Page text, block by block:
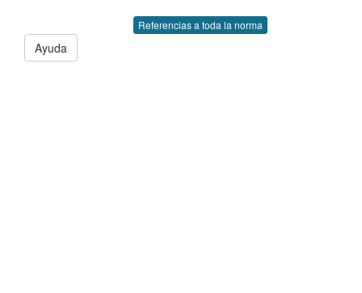
Referencias a toda la norma
Ayuda